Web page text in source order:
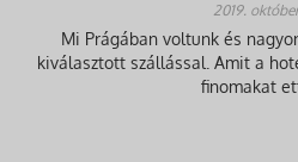
2019.
Mi Prágában voltunk és
kiválasztott szállással. Amit a
finomakat